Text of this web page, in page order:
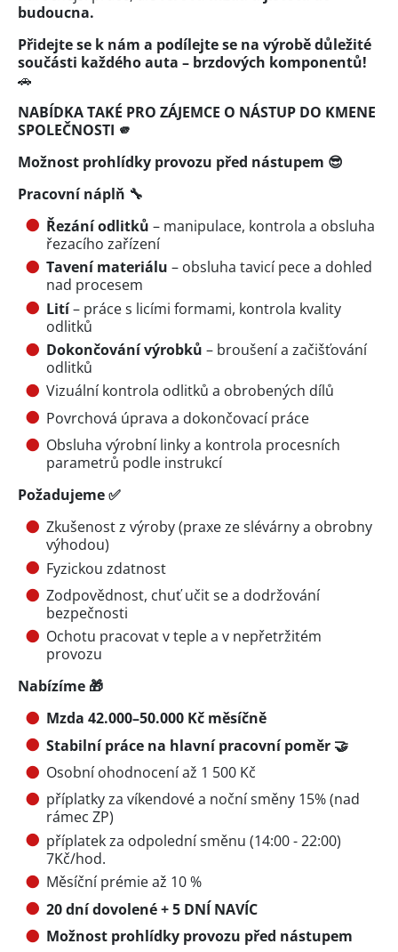
budoucna.
Přidejte se k nám a podílejte se na výrobě důležité
součásti každého auta – brzdových komponentů!
🚗
NABÍDKA TAKÉ PRO ZÁJEMCE O NÁSTUP DO KMENE
SPOLEČNOSTI 🫵
Možnost prohlídky provozu před nástupem 😎
Pracovní náplň 🔧
Řezání odlitků – manipulace, kontrola a obsluha
řezacího zařízení
Tavení materiálu – obsluha tavicí pece a dohled
nad procesem
Lití– práce s licími formami, kontrola kvality
odlitků
Dokončování výrobků – broušení a začišťování
odlitků
Vizuální kontrola odlitků a obrobených dílů
Povrchová úprava a dokončovací práce
Obsluha výrobní linky a kontrola procesních
parametrů podle instrukcí
Požadujeme ✅
Zkušenost z výroby (praxe ze slévárny a obrobny
výhodou)
Fyzickou zdatnost
Zodpovědnost, chuť učit se a dodržování
bezpečnosti
Ochotu pracovat v teple a v nepřetržitém
provozu
Nabízíme 🎁
Mzda 42.000–50.000 Kč měsíčně
Stabilní práce na hlavní pracovní poměr 🤝
Osobní ohodnocení až 1 500 Kč
příplatky za víkendové a noční směny 15% (nad
rámec ZP)
příplatek za odpolední směnu (14:00 - 22:00)
7Kč/hod.
Měsíční prémie až 10 %
20 dní dovolené + 5 DNÍ NAVÍC
Možnost prohlídky provozu před nástupem